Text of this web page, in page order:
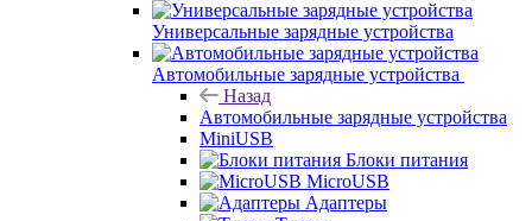
Универсальные зарядные устройства
Автомобильные зарядные устройства
Назад
Автомобильные зарядные устройства
MiniUSB
Блоки питания
MicroUSB
Адаптеры